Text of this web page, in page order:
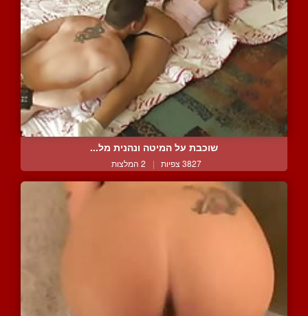
שוכבת על המיטה ונהנית מל...
3827 צפיות | 2 המלצות